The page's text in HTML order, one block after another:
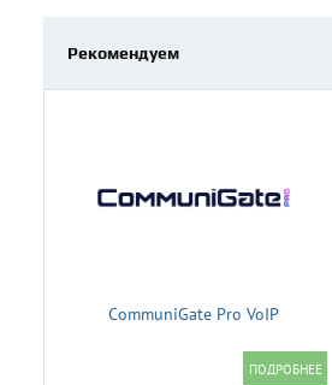
Рекомендуем
CommuniGate Pro VoIP